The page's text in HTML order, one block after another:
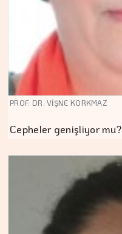
PROF. DR. VİŞNE KORKMAZ
Cepheler genişliyor mu?